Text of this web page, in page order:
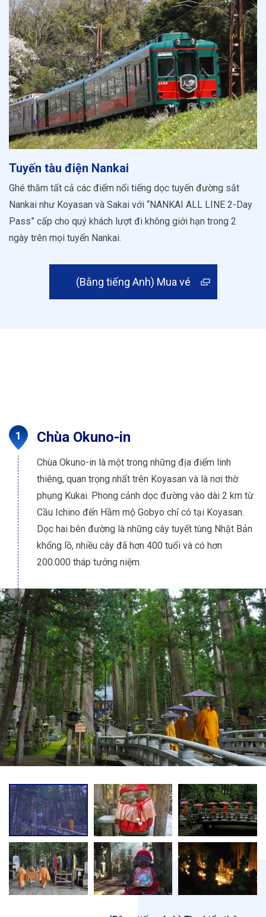
Tuyến tàu điện Nankai
Ghé thăm tất cả các điểm nổi tiếng dọc tuyến đường sắt
Nankai như Koyasan và Sakai với “NANKAI ALL LINE 2-Day
Pass” cấp cho quý khách lượt đi không giới hạn trong 2
ngày trên mọi tuyến Nankai.
(Bằng tiếng Anh) Mua vé
Chùa Okuno-in
Chùa Okuno-in là một trong những địa điểm linh
thiêng, quan trọng nhất trên Koyasan và là nơi thờ
phụng Kukai. Phong cảnh dọc đường vào dài 2 km từ
Cầu Ichino đến Hầm mộ Gobyo chỉ có tại Koyasan.
Dọc hai bên đường là những cây tuyết tùng Nhật Bản
khổng lồ, nhiều cây đã hơn 400 tuổi và có hơn
200.000 tháp tưởng niệm.